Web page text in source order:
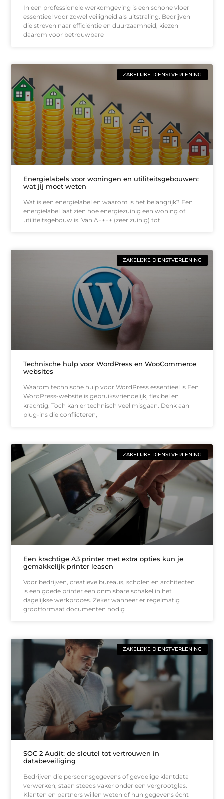
In een professionele werkomgeving is een schone vloer
essentieel voor zowel veiligheid als uitstraling. Bedrijven
die streven naar efficiëntie en duurzaamheid, kiezen
daarom voor betrouwbare
ZAKELIJKE DIENSTVERLENING
Energielabels voor woningen en utiliteitsgebouwen:
wat jij moet weten
Wat is een energielabel en waarom is het belangrijk? Een
energielabel laat zien hoe energiezuinig een woning of
utiliteitsgebouw is. Van A++++ (zeer zuinig) tot
ZAKELIJKE DIENSTVERLENING
Technische hulp voor WordPress en WooCommerce
websites
Waarom technische hulp voor WordPress essentieel is Een
WordPress-website is gebruiksvriendelijk, flexibel en
krachtig. Toch kan er technisch veel misgaan. Denk aan
plug-ins die conflicteren,
ZAKELIJKE DIENSTVERLENING
Een krachtige A3 printer met extra opties kun je
gemakkelijk printer leasen
Voor bedrijven, creatieve bureaus, scholen en architecten
is een goede printer een onmisbare schakel in het
dagelijkse werkproces. Zeker wanneer er regelmatig
grootformaat documenten nodig
ZAKELIJKE DIENSTVERLENING
SOC 2 Audit: de sleutel tot vertrouwen in
databeveiliging
Bedrijven die persoonsgegevens of gevoelige klantdata
verwerken, staan steeds vaker onder een vergrootglas.
Klanten en partners willen weten of hun gegevens écht